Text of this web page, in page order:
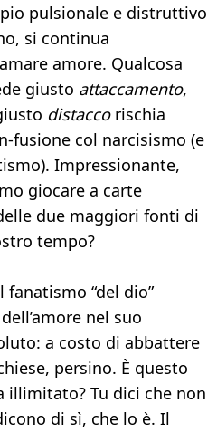
pulsionale e distruttivo
si continua
amore. Qualcosa
giusto attaccamento,
distaccorischia
fusione col narcisismo (e
Impressionante,
giocare a carte
due maggiori fonti di
tempo?
fanatismo “del dio”
nel suo
a costo di abbattere
persino. È questo
illimitato? Tu dici che non
di sì, che lo è. Il